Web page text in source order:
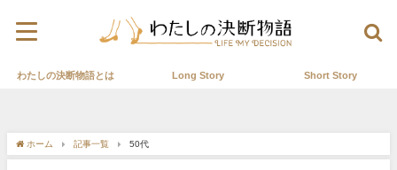
わたしの決断物語とは Long Story Short Story
ホーム 記事一覧 50代